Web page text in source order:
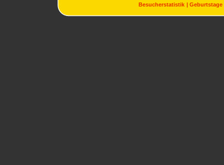
Besucherstatistik Geburtstage